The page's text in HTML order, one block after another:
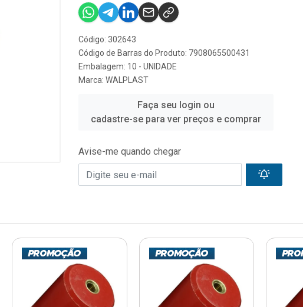
Código: 302643
Código de Barras do Produto: 7908065500431
Embalagem: 10 - UNIDADE
Marca: WALPLAST
Faça seu login ou
cadastre-se para ver preços e comprar
Avise-me quando chegar